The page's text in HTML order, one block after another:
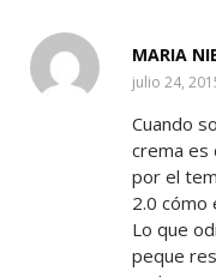
MARIA
julio 24,
Cuando
crema es
por el
2.0 cómo
Lo que
peque